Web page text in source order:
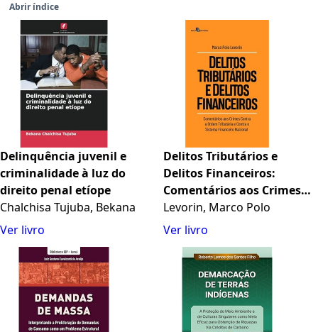
Abrir índice
Delinquência juvenil e
criminalidade à luz do
direito penal etíope
Chalchisa Tujuba, Bekana
Ver livro
Delitos Tributários e
Delitos Financeiros:
Comentários aos Crimes
Contra a Ordem Tributária
e Contra o Sistema
Levorin, Marco Polo
Ver livro